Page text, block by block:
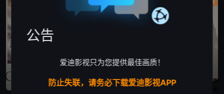
完结 完结
公告
爱迪影视只为您提供最佳画质！
防止失联，请务必下载爱迪影视APP